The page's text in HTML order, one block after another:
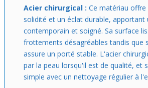
Acier chirurgical : Ce matériau offre
solidité et un éclat durable, apportant
contemporain et soigné. Sa surface
frottements désagréables tandis que
assure un porté stable. L'acier
par la peau lorsqu'il est de qualité, et
simple avec un nettoyage régulier à